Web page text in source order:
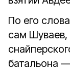
По его
сам Шуваев,
батальона